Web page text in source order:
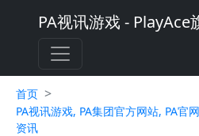
PA视讯游戏 - PlayAce
首页 >
PA视讯游戏, PA集团官方网站, PA官
资讯